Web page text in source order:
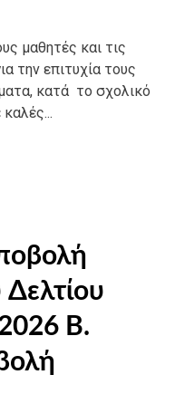
μαθητές και τις
την επιτυχία τους
κατά το σχολικό
Β.